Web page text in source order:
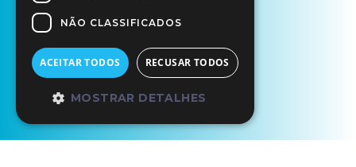
NÃO CLASSIFICADOS
ACEITAR TODOS RECUSAR TODOS
MOSTRAR DETALHES